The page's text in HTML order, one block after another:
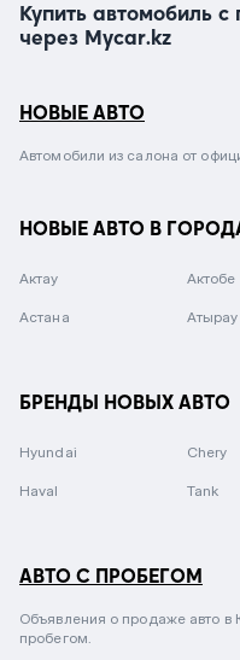
Купить автомобиль
через Mycar.kz
НОВЫЕ АВТО
Автомобили из салона от
НОВЫЕ АВТО В
Актау Актобе
Астана Атырау
БРЕНДЫ НОВЫХ АВТО
Hyundai Chery
Haval Tank
АВТО С ПРОБЕГОМ
Объявления о продаже авто в
пробегом.